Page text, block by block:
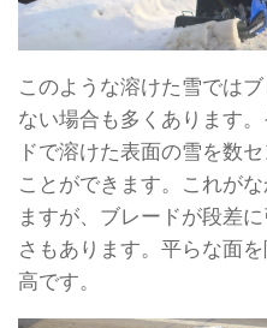
このような溶けた雪では
ない場合も多くあります
ドで溶けた表面の雪を数
ことができます。これが
ますが、ブレードが段差
さもあります。平らな面
高です。